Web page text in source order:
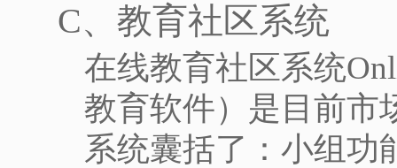
C、教育社区系统
在线教育社区系统
教育软件）是目前市
系统囊括了：小组功